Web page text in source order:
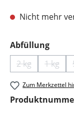
Nicht mehr
Abfüllung
2 kg(Diese Option
1 kg
Zum Merkzettel